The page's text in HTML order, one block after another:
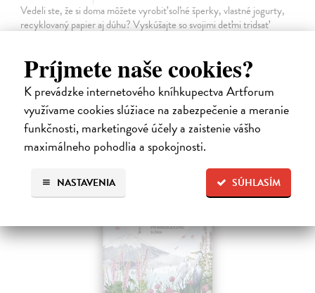
Príjmete naše cookies?
K prevádzke internetového kníhkupectva Artforum
využívame cookies slúžiace na zabezpečenie a meranie
funkčnosti, marketingové účely a zaistenie vášho
maximálneho pohodlia a spokojnosti.
SÚHLASÍM
NASTAVENIA
Vedeli ste, že si doma môžete vyrobiť soľné šperky, vlastné jogurty,
recyklovaný papier aj dúhu? Vyskúšajte so svojimi deťmi tridsať
14,20 €
14,95 €
na sklade